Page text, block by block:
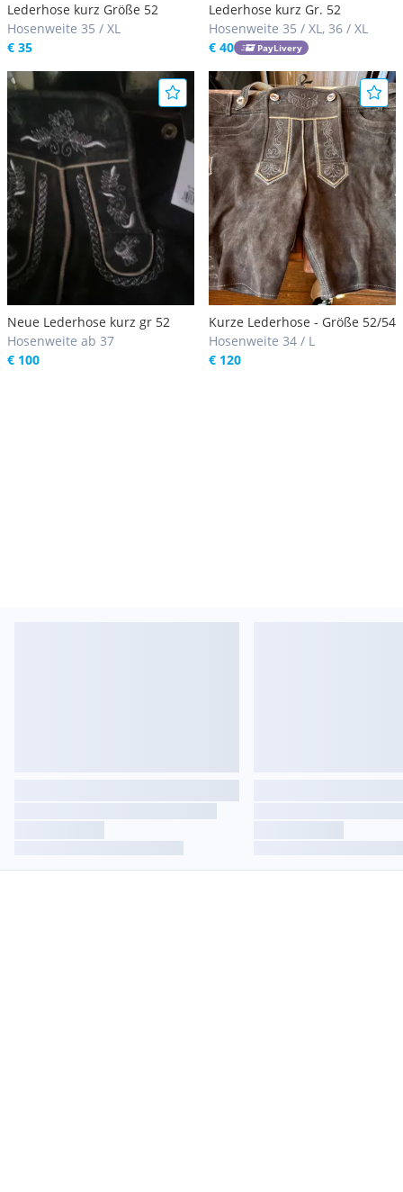
Lederhose kurz Größe 52
Hosenweite 35 / XL
€ 35
Lederhose kurz Gr. 52
Hosenweite 35 / XL, 36 / XL
€ 40
PayLivery
Neue Lederhose kurz gr 52
Hosenweite ab 37
€ 100
Kurze Lederhose - Größe 52/54
Hosenweite 34 / L
€ 120